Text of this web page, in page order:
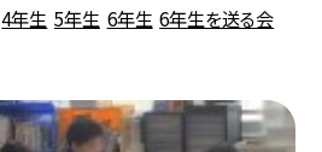
4年生 5年生 6年生 6年生を送る会